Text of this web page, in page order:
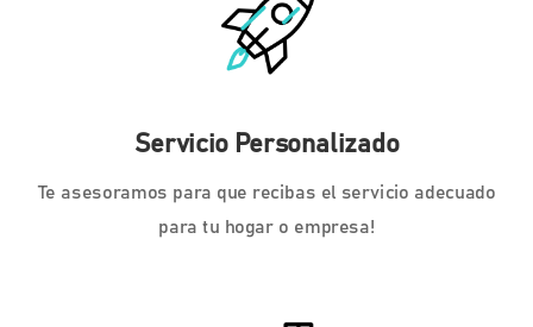
Servicio Personalizado
Te asesoramos para que recibas el servicio adecuado
para tu hogar o empresa!